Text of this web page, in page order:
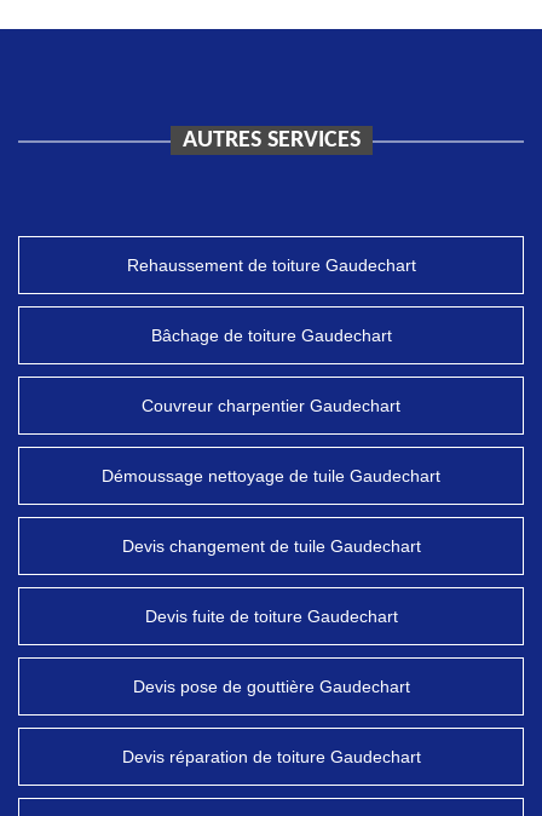
AUTRES SERVICES
Rehaussement de toiture Gaudechart
Bâchage de toiture Gaudechart
Couvreur charpentier Gaudechart
Démoussage nettoyage de tuile Gaudechart
Devis changement de tuile Gaudechart
Devis fuite de toiture Gaudechart
Devis pose de gouttière Gaudechart
Devis réparation de toiture Gaudechart